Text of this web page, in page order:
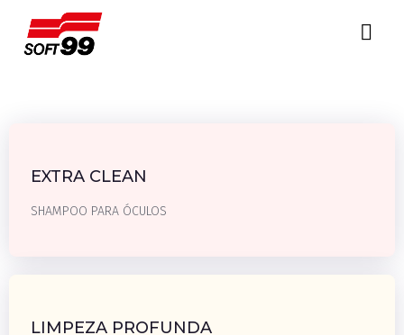
PRODUTOS
EXTRA CLEAN
SHAMPOO PARA ÓCULOS
LIMPEZA PROFUNDA